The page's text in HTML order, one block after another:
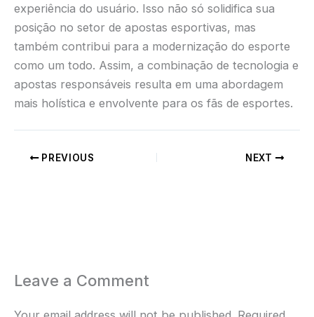
experiência do usuário. Isso não só solidifica sua
posição no setor de apostas esportivas, mas
também contribui para a modernização do esporte
como um todo. Assim, a combinação de tecnologia e
apostas responsáveis resulta em uma abordagem
mais holística e envolvente para os fãs de esportes.
PREVIOUS NEXT
Leave a Comment